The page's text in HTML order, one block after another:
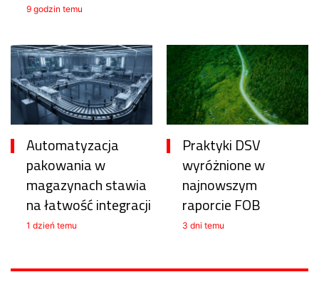
9 godzin temu
Automatyzacja
pakowania w
magazynach stawia
na łatwość integracji
1 dzień temu
Praktyki DSV
wyróżnione w
najnowszym
raporcie FOB
3 dni temu